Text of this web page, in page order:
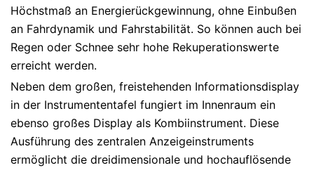
Höchstmaß an Energierückgewinnung, ohne Einbußen
an Fahrdynamik und Fahrstabilität. So können auch bei
Regen oder Schnee sehr hohe Rekuperationswerte
erreicht werden.
Neben dem großen, freistehenden Informationsdisplay
in der Instrumententafel fungiert im Innenraum ein
ebenso großes Display als Kombiinstrument. Diese
Ausführung des zentralen Anzeigeinstruments
ermöglicht die dreidimensionale und hochauflösende